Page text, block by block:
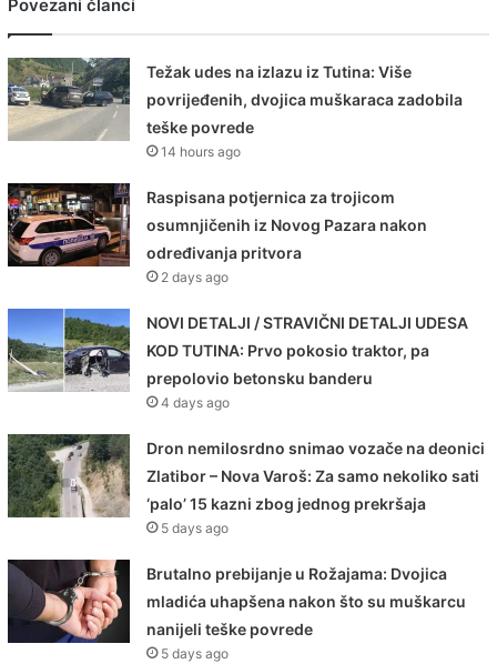
Povezani članci
Težak udes na izlazu iz Tutina: Više
povrijeđenih, dvojica muškaraca zadobila
teške povrede
14 hours ago
Raspisana potjernica za trojicom
osumnjičenih iz Novog Pazara nakon
određivanja pritvora
2 days ago
NOVI DETALJI / STRAVIČNI DETALJI UDESA
KOD TUTINA: Prvo pokosio traktor, pa
prepolovio betonsku banderu
4 days ago
Dron nemilosrdno snimao vozače na deonici
Zlatibor – Nova Varoš: Za samo nekoliko sati
‘palo’ 15 kazni zbog jednog prekršaja
5 days ago
Brutalno prebijanje u Rožajama: Dvojica
mladića uhapšena nakon što su muškarcu
nanijeli teške povrede
5 days ago